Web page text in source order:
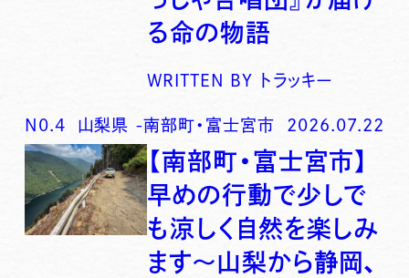
る命の物語
WRITTEN BY トラッキー
N0. 4 山梨県 -南部町・富士宮市 2026.07.22
【南部町・富士宮市】
早めの行動で少しで
も涼しく自然を楽しみ
ます〜山梨から静岡、